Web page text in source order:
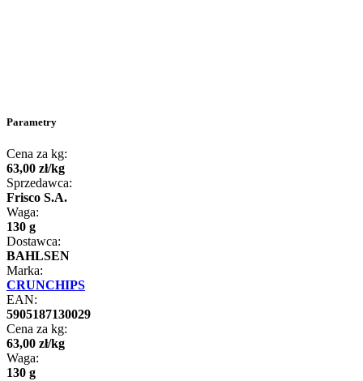
Parametry
Cena za kg:
63,00 zł/kg
Sprzedawca:
Frisco S.A.
Waga:
130 g
Dostawca:
BAHLSEN
Marka:
CRUNCHIPS
EAN:
5905187130029
Cena za kg:
63,00 zł/kg
Waga:
130 g